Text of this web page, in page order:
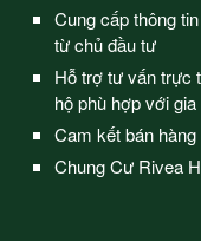
Cung cấp thông
từ chủ đầu tư
Hỗ trợ tư vấn trực
hộ phù hợp với
Cam kết bán
Chung Cư Rivea